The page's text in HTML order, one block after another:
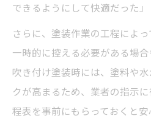
できるようにして快適だった」
さらに、塗装作業の工程によ
一時的に控える必要がある場
吹き付け塗装時には、塗料や
クが高まるため、業者の指示
程表を事前にもらっておくと安